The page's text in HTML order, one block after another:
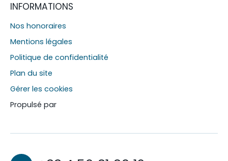
INFORMATIONS
Nos honoraires
Mentions légales
Politique de confidentialité
Plan du site
Gérer les cookies
Propulsé par